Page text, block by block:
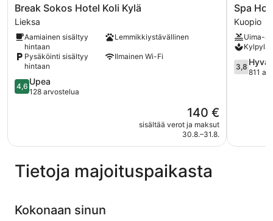
Break
Sokos
Hotel
Koli
Kylä
Lieksa
Break Sokos Hotel Koli Kylä
Lieksa
Aamiainen sisältyy
hintaan
Lemmikkiystävällinen
Pysäköinti sisältyy
hintaan
Ilmainen Wi-Fi
4.6
kautta
4,6 Upea
128 arvostelua
Hinta
on
140 €
140 €
sisältää verot ja maksut
30.8.–31.8.
Spa
Hotel
Kuopio
Spa
Kuopio
Uima-
Kylpylä
3.8
kautta
3,8 Hyvä
811
Tietoja majoituspaikasta
Kokonaan sinun